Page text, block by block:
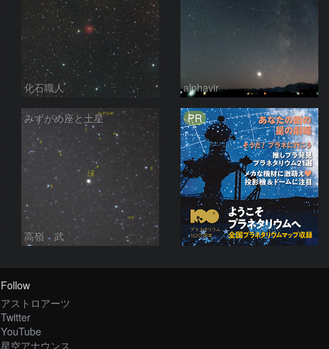
化石職人 alphavir
みずがめ座と土星
高嶺 武
PR
Follow
アストロアーツ
Twitter
YouTube
星空アナウンス